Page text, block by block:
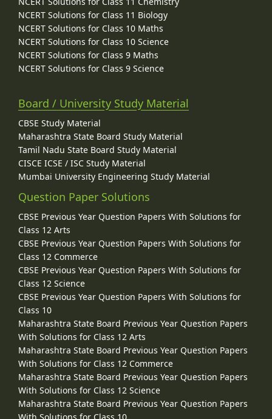
NCERT Solutions for Class 11 Biology
NCERT Solutions for Class 10 Maths
NCERT Solutions for Class 10 Science
NCERT Solutions for Class 9 Maths
NCERT Solutions for Class 9 Science
Board / University Study Material
CBSE Study Material
Maharashtra State Board Study Material
Tamil Nadu State Board Study Material
CISCE ICSE / ISC Study Material
Mumbai University Engineering Study Material
Question Paper Solutions
CBSE Previous Year Question Papers With Solutions for
Class 12 Arts
CBSE Previous Year Question Papers With Solutions for
Class 12 Commerce
CBSE Previous Year Question Papers With Solutions for
Class 12 Science
CBSE Previous Year Question Papers With Solutions for
Class 10
Maharashtra State Board Previous Year Question Papers
With Solutions for Class 12 Arts
Maharashtra State Board Previous Year Question Papers
With Solutions for Class 12 Commerce
Maharashtra State Board Previous Year Question Papers
With Solutions for Class 12 Science
Maharashtra State Board Previous Year Question Papers